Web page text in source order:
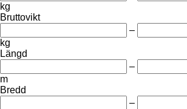
kg
Bruttovikt
–
kg
Längd
–
m
Bredd
–